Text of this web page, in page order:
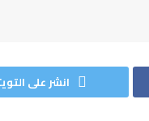
انشر على